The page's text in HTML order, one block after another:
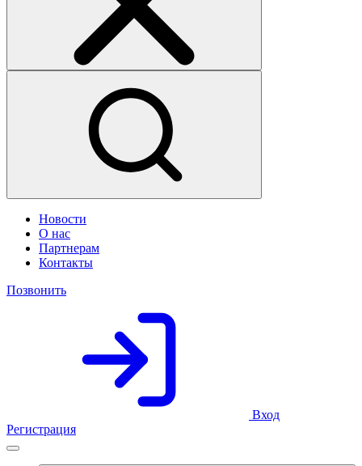
Новости
О нас
Партнерам
Контакты
Позвонить
Вход
Регистрация